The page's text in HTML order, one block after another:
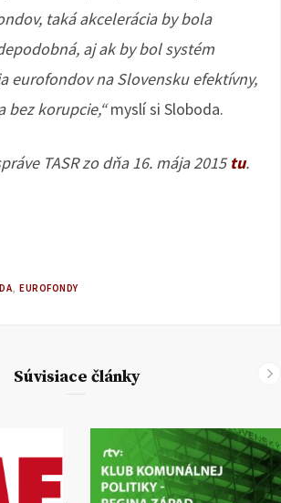
taká akcelerácia by bola
aj ak by bol systém
eurofondov na Slovensku efektívny,
bez korupcie,“myslí si Sloboda.
TASR zo dňa 16. mája 2015tu.
EUROFONDY
Súvisiace články